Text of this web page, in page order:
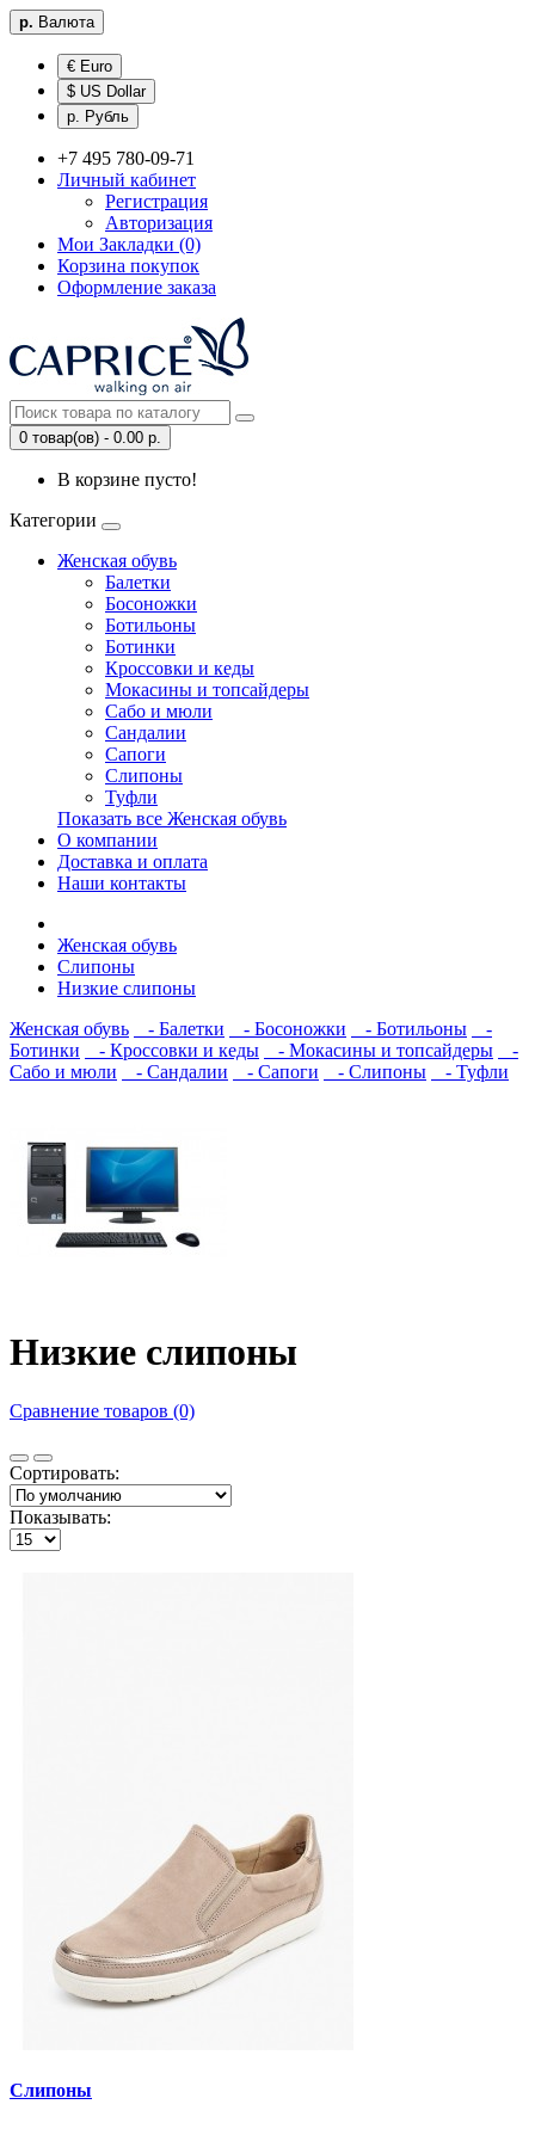
р. Валюта
€ Euro
$ US Dollar
р. Рубль
+7 495 780-09-71
Личный кабинет
Регистрация
Авторизация
Мои Закладки (0)
Корзина покупок
Оформление заказа
0 товар(ов) - 0.00 р.
В корзине пусто!
Категории
Женская обувь
Балетки
Босоножки
Ботильоны
Ботинки
Кроссовки и кеды
Мокасины и топсайдеры
Сабо и мюли
Сандалии
Сапоги
Слипоны
Туфли
Показать все Женская обувь
О компании
Доставка и оплата
Наши контакты
Женская обувь
Слипоны
Низкие слипоны
Женская обувь
- Балетки - Босоножки - Ботильоны
-
Ботинки
- Кроссовки и кеды - Мокасины и топсайдеры
-
Сабо и мюли
- Сандалии - Сапоги - Слипоны - Туфли
Низкие слипоны
Сравнение товаров (0)
Сортировать:
Показывать:
Слипоны